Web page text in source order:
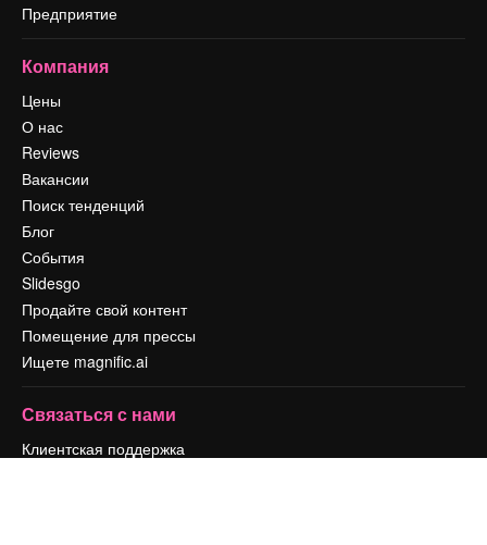
Предприятие
Компания
Цены
О нас
Reviews
Вакансии
Поиск тенденций
Блог
События
Slidesgo
Продайте свой контент
Помещение для прессы
Ищете magnific.ai
Связаться с нами
Клиентская поддержка